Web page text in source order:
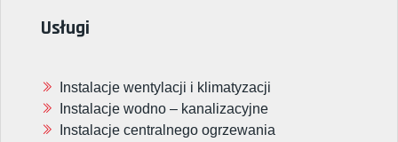
Usługi
Instalacje wentylacji i klimatyzacji
Instalacje wodno – kanalizacyjne
Instalacje centralnego ogrzewania